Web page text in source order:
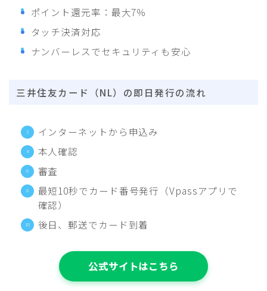
ポイント還元率：最大7％
タッチ決済対応
ナンバーレスでセキュリティも安心
三井住友カード（NL）の即日発行の流れ
インターネットから申込み
本人確認
審査
最短10秒でカード番号発行（Vpassアプリで
確認）
後日、郵送でカード到着
公式サイトはこちら